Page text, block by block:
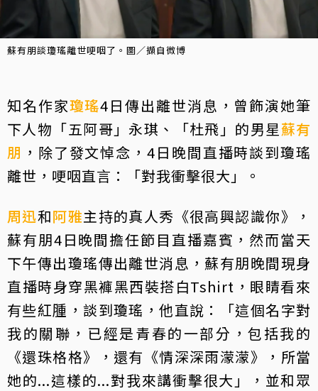
蘇有朋談瓊瑤離世哽咽了。圖／擷自微博
知名作家瓊瑤4日傳出離世消息，曾飾演她筆
下人物「五阿哥」永琪、「杜飛」的男星蘇有
朋 ，除了發文悼念，4日晚間直播時談到瓊瑤
離世，哽咽直言：「對我衝擊很大」。
周迅和阿雅主持的真人秀《很高興認識你》，
蘇有朋4日晚間擔任節目直播嘉賓，然而當天
下午傳出瓊瑤傳出離世消息，蘇有朋晚間現身
直播時身穿黑褲黑西裝搭白Tshirt，眼睛看來
有些紅腫，談到瓊瑤，他直說：「這個名字對
我的關聯，已經是青春的一部分，包括我的
《還珠格格》，還有《情深深雨濛濛》，所當
她的...這樣的...對我來講衝擊很大」，並和眾